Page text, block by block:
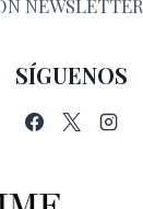
NEWSLETTER
SÍGUENOS